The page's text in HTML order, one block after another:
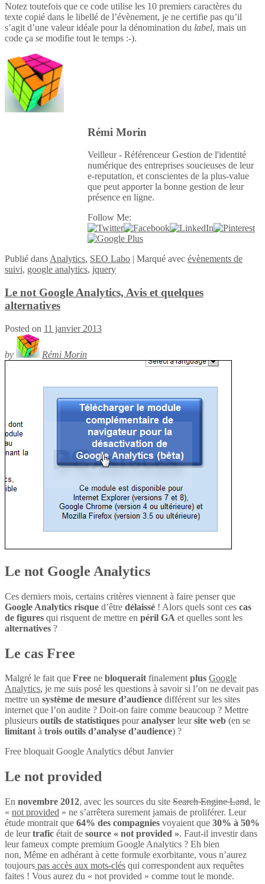
Notez toutefois que ce code utilise les 10 premiers caractères du
texte copié dans le libellé de l’évènement, je ne certifie pas qu’il
s’agit d’une valeur idéale pour la dénomination du label, mais un
code ça se modifie tout le temps :-).
Rémi Morin
Veilleur - Référenceur Gestion de l'identité
numérique des entreprises soucieuses de leur
e-reputation, et conscientes de la plus-value
que peut apporter la bonne gestion de leur
présence en ligne.
Follow Me:
Publié dans Analytics, SEO Labo | Marqué avec évènements de
suivi, google analytics, jquery
Le not Google Analytics, Avis et quelques
alternatives
Posted on 11 janvier 2013
by Rémi Morin
Le not Google Analytics
Ces derniers mois, certains critères viennent à faire penser que
Google Analytics risque d’être délaissé ! Alors quels sont ces cas
de figures qui risquent de mettre en péril GA et quelles sont les
alternatives ?
Le cas Free
Malgré le fait que Free ne bloqueraitfinalementplus Google
Analytics, je me suis posé les questions à savoir si l’on ne devait pas
mettre un système de mesure d’audience différent sur les sites
internet que l’on audite ? Doit-on faire comme beaucoup ? Mettre
plusieurs outils de statistiques pouranalyser leursite web (en se
limitantà trois outils d’analyse d’audience) ?
Free bloquait Google Analytics début Janvier
Le not provided
En novembre 2012, avec les sources du site Search Engine Land, le
« not provided » ne s’arrêtera surement jamais de proliférer. Leur
étude montrait que 64% des compagnies voyaient que 30% à 50%
de leurtrafic était de source « not provided ». Faut-il investir dans
leur fameux compte premium Google Analytics ? Eh bien
non, Même en adhérant à cette formule exorbitante, vous n’aurez
toujours pas accès aux mots-clés qui correspondent aux requêtes
faites ! Vous aurez du « not provided » comme tout le monde.